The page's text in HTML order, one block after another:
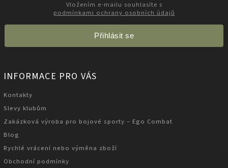
podmínkami ochrany osobních údajů
Přihlásit se
INFORMACE PRO VÁS
Kontakty
Slevy klubům
Zakázková výroba pro bojové sporty – Ego Combat
Blog
Rychlé vrácení nebo výměna zboží
Obchodní podmínky